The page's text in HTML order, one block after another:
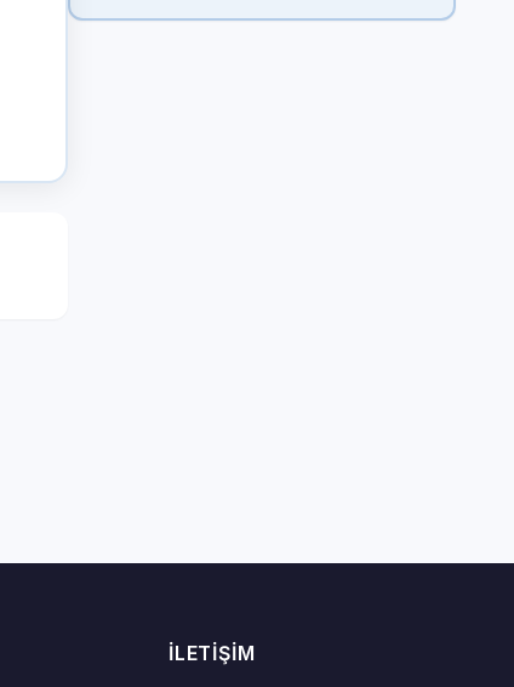
İLETIŞIM